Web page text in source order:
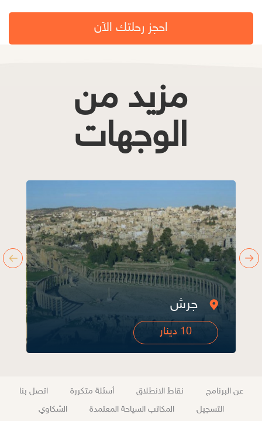
احجز رحلتك الآن
مزيد من
الوجهات
أم قيس
عن البرنامج نقاط الانطلاق أسئلة متكررة
اتصل بنا
التسجيل
المكاتب السياحة المعتمدة
الشكاوي